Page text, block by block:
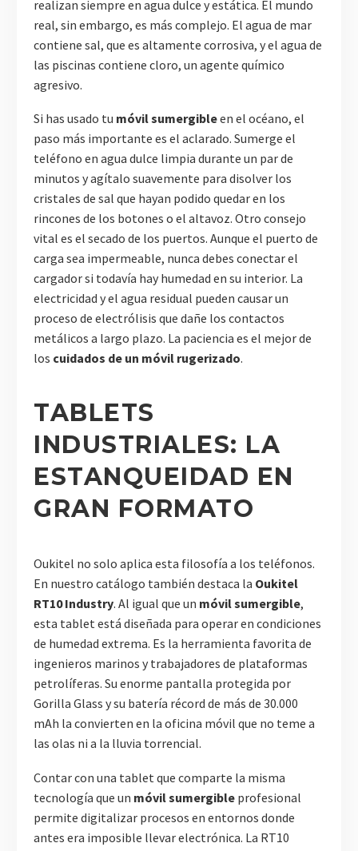
realizan siempre en agua dulce y estática. El mundo
real, sin embargo, es más complejo. El agua de mar
contiene sal, que es altamente corrosiva, y el agua de
las piscinas contiene cloro, un agente químico
agresivo.
Si has usado tu móvil sumergibleen el océano, el
paso más importante es el aclarado. Sumerge el
teléfono en agua dulce limpia durante un par de
minutos y agítalo suavemente para disolver los
cristales de sal que hayan podido quedar en los
rincones de los botones o el altavoz. Otro consejo
vital es el secado de los puertos. Aunque el puerto de
carga sea impermeable, nunca debes conectar el
cargador si todavía hay humedad en su interior. La
electricidad y el agua residual pueden causar un
proceso de electrólisis que dañe los contactos
metálicos a largo plazo. La paciencia es el mejor de
los cuidados de un móvil rugerizado.
TABLETS
INDUSTRIALES: LA
ESTANQUEIDAD EN
GRAN FORMATO
Oukitel no solo aplica esta filosofía a los teléfonos.
En nuestro catálogo también destaca la Oukitel
RT10 Industry. Al igual que un móvil sumergible,
esta tablet está diseñada para operar en condiciones
de humedad extrema. Es la herramienta favorita de
ingenieros marinos y trabajadores de plataformas
petrolíferas. Su enorme pantalla protegida por
Gorilla Glass y su batería récord de más de 30.000
mAh la convierten en la oficina móvil que no teme a
las olas ni a la lluvia torrencial.
Contar con una tablet que comparte la misma
tecnología que un móvil sumergible profesional
permite digitalizar procesos en entornos donde
antes era imposible llevar electrónica. La RT10